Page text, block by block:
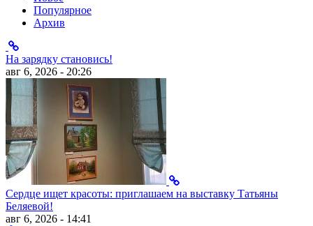
Популярное
Архив
На зарядку становись!
авг 6, 2026 - 20:26
Сердце ищет красоты: приглашаем на выставку Татьяны
Беляевой!
авг 6, 2026 - 14:41